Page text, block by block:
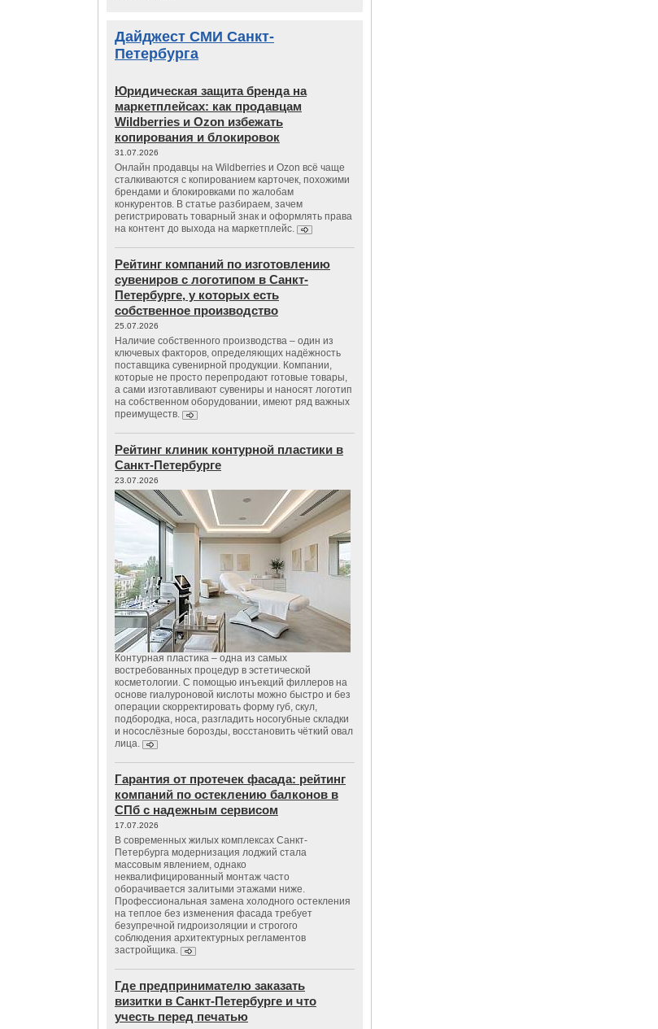
Дайджест СМИ Санкт-
Петербурга
Юридическая защита бренда на
маркетплейсах: как продавцам
Wildberries и Ozon избежать
копирования и блокировок
31.07.2026
Онлайн продавцы на Wildberries и Ozon всё чаще
сталкиваются с копированием карточек, похожими
брендами и блокировками по жалобам
конкурентов. В статье разбираем, зачем
регистрировать товарный знак и оформлять права
на контент до выхода на маркетплейс.
Рейтинг компаний по изготовлению
сувениров с логотипом в Санкт-
Петербурге, у которых есть
собственное производство
25.07.2026
Наличие собственного производства – один из
ключевых факторов, определяющих надёжность
поставщика сувенирной продукции. Компании,
которые не просто перепродают готовые товары,
а сами изготавливают сувениры и наносят логотип
на собственном оборудовании, имеют ряд важных
преимуществ.
Рейтинг клиник контурной пластики в
Санкт-Петербурге
23.07.2026
Контурная пластика – одна из самых
востребованных процедур в эстетической
косметологии. С помощью инъекций филлеров на
основе гиалуроновой кислоты можно быстро и без
операции скорректировать форму губ, скул,
подбородка, носа, разгладить носогубные складки
и носослёзные борозды, восстановить чёткий овал
лица.
Гарантия от протечек фасада: рейтинг
компаний по остеклению балконов в
СПб с надежным сервисом
17.07.2026
В современных жилых комплексах Санкт-
Петербурга модернизация лоджий стала
массовым явлением, однако
неквалифицированный монтаж часто
оборачивается залитыми этажами ниже.
Профессиональная замена холодного остекления
на теплое без изменения фасада требует
безупречной гидроизоляции и строгого
соблюдения архитектурных регламентов
застройщика.
Где предпринимателю заказать
визитки в Санкт-Петербурге и что
учесть перед печатью